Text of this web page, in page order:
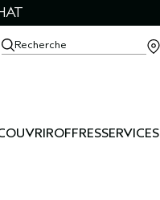
Recherche
OFFRESSERVICES